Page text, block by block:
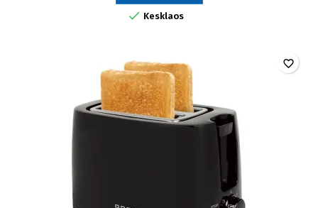
 Kesklaos
favorite_border